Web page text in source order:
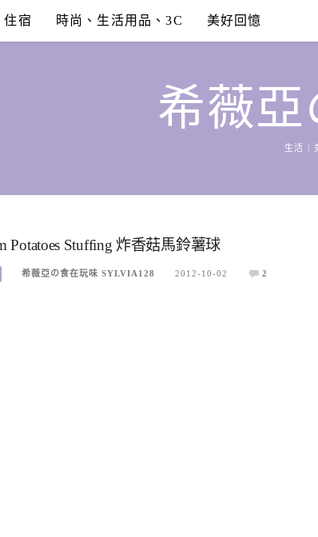
住宿 時尚、生活用品、3C 美好回憶
希薇
生活 |
Potatoes Stuffing 炸香菇馬鈴薯球
希薇亞の食在玩味 SYLVIA128 2012-10-02 2